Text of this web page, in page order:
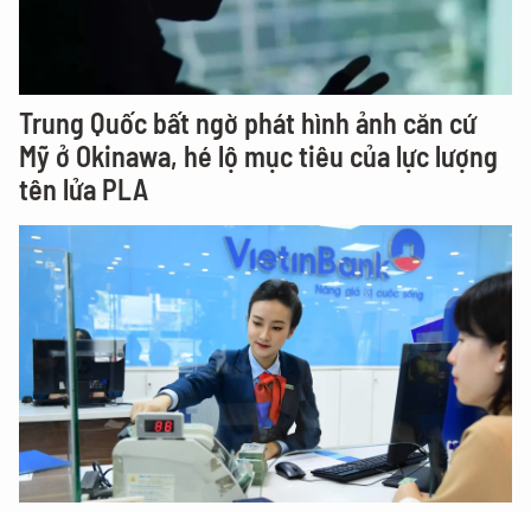
Trung Quốc bất ngờ phát hình ảnh căn cứ
Mỹ ở Okinawa, hé lộ mục tiêu của lực lượng
tên lửa PLA